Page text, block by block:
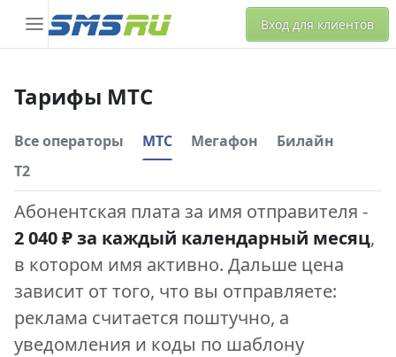
Вход для клиентов
Тарифы МТС
Все операторы МТС Мегафон
Билайн
Т2
Абонентская плата за имя отправителя -
2 040 ₽ за каждый календарный месяц,
в котором имя активно. Дальше цена
зависит от того, что вы отправляете:
реклама считается поштучно, а
уведомления и коды по шаблону